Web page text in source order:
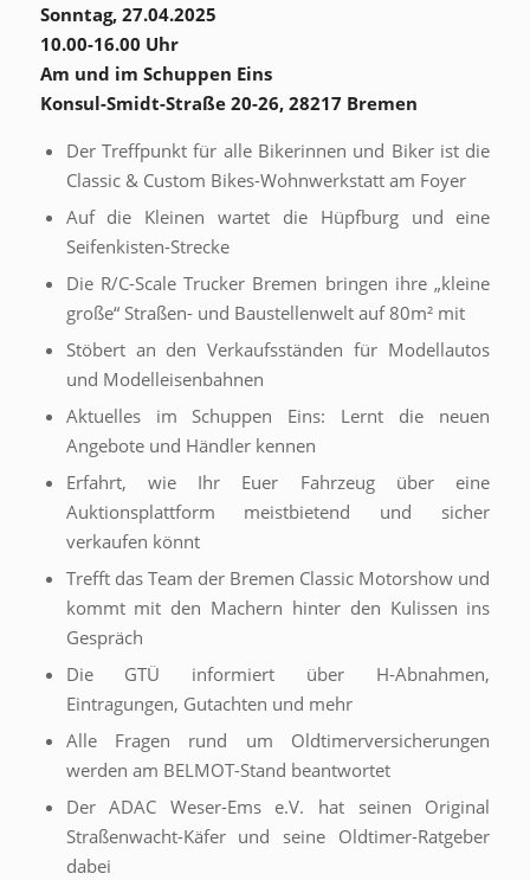
Sonntag, 27.04.2025
10.00-16.00 Uhr
Am und im Schuppen Eins
Konsul-Smidt-Straße 20-26, 28217 Bremen
Der Treffpunkt für alle Bikerinnen und Biker ist die
Classic & Custom Bikes-Wohnwerkstatt am Foyer
Auf die Kleinen wartet die Hüpfburg und eine
Seifenkisten-Strecke
Die R/C-Scale Trucker Bremen bringen ihre „kleine
große“ Straßen- und Baustellenwelt auf 80m² mit
Stöbert an den Verkaufsständen für Modellautos
und Modelleisenbahnen
Aktuelles im Schuppen Eins: Lernt die neuen
Angebote und Händler kennen
Erfahrt, wie Ihr Euer Fahrzeug über eine
Auktionsplattform meistbietend und sicher
verkaufen könnt
Trefft das Team der Bremen Classic Motorshow und
kommt mit den Machern hinter den Kulissen ins
Gespräch
Die GTÜ informiert über H-Abnahmen,
Eintragungen, Gutachten und mehr
Alle Fragen rund um Oldtimerversicherungen
werden am BELMOT-Stand beantwortet
Der ADAC Weser-Ems e.V. hat seinen Original
Straßenwacht-Käfer und seine Oldtimer-Ratgeber
dabei